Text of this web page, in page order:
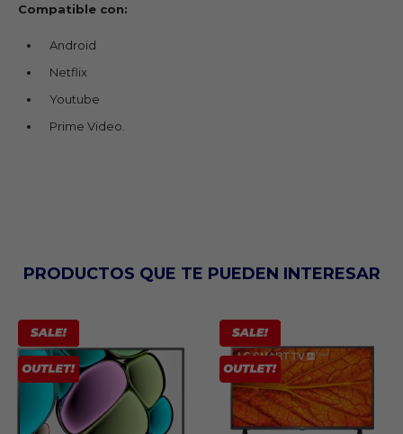
Compatible con:
Android
Netflix
Youtube
Prime Video.
PRODUCTOS QUE TE PUEDEN INTERESAR